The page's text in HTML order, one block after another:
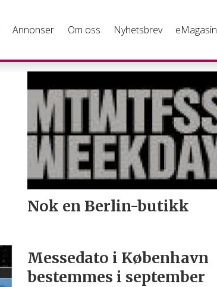
Annonser Om oss Nyhetsbrev eMagasin
Nok en Berlin-butikk
Messedato i København
bestemmes i september